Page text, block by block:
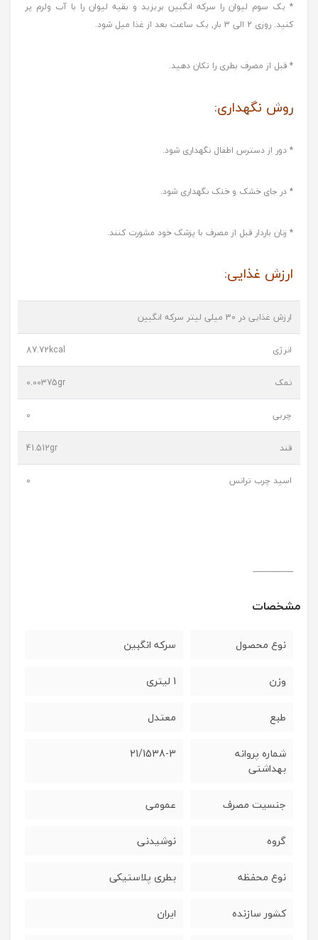
* یک سوم لیوان را سرکه انگبین بریزید و بقیه لیوان را با آب ولرم پر
کنید. روزی 2 الی 3 بار, یک ساعت بعد از غذا میل شود.
* قبل از مصرف بطری را تکان دهید.
روش نگهداری:
* دور از دسترس اطفال نگهداری شود.
* در جای خشک و خنک نگهداری شود.
* زنان باردار قبل از مصرف با پزشک خود مشورت کنند.
ارزش غذایی:
ارزش غذایی در 30 میلی لیتر سرکه انگبین
انرژی 87.72kcal
نمک 0.00375gr
چربی 0
قند 41.512gr
اسید چرب ترانس 0
-------------------
مشخصات
نوع محصول سرکه انگبین
وزن 1 لیتری
طبع معتدل
شماره پروانه
بهداشتی
21/1538-3
جنسیت مصرف عمومی
گروه نوشیدنی
نوع محفظه بطری پلاستیکی
کشور سازنده ایران